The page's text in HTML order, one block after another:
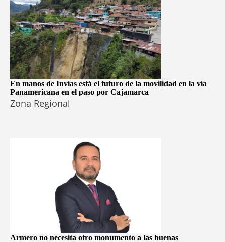
En manos de Invías está el futuro de la movilidad en la vía
Panamericana en el paso por Cajamarca
Zona Regional
Armero no necesita otro monumento a las buenas